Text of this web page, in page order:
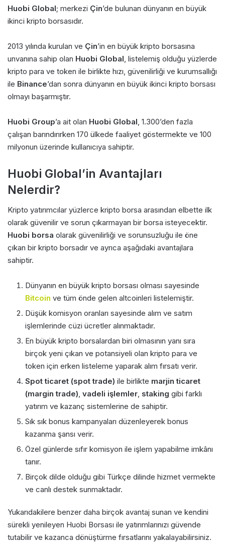
Huobi Global; merkezi Çin’de bulunan dünyanın en büyük
ikinci kripto borsasıdır.
2013 yılında kurulan ve Çin’in en büyük kripto borsasına
unvanına sahip olan Huobi Global , listelemiş olduğu yüzlerde
kripto para ve token ile birlikte hızı, güvenilirliği ve kurumsallığı
ile Binance’dan sonra dünyanın en büyük ikinci kripto borsası
olmayı başarmıştır.
Huobi Group’a ait olan Huobi Global , 1.300’den fazla
çalışan barındırırken 170 ülkede faaliyet göstermekte ve 100
milyonun üzerinde kullanıcıya sahiptir.
Huobi Global’in Avantajları
Nelerdir?
Kripto yatırımcılar yüzlerce kripto borsa arasından elbette ilk
olarak güvenilir ve sorun çıkarmayan bir borsa isteyecektir.
Huobi borsa olarak güvenilirliği ve sorunsuzluğu ile öne
çıkan bir kripto borsadır ve ayrıca aşağıdaki avantajlara
sahiptir.
Dünyanın en büyük kripto borsası olması sayesinde
Bitcoin ve tüm önde gelen altcoinleri listelemiştir.
Düşük komisyon oranları sayesinde alım ve satım
işlemlerinde cüzi ücretler alınmaktadır.
En büyük kripto borsalardan biri olmasının yanı sıra
birçok yeni çıkan ve potansiyeli olan kripto para ve
token için erken listeleme yaparak alım fırsatı verir.
Spot ticaret (spot trade) ile birlikte marjin ticaret
(margin trade), vadeli işlemler, staking gibi farklı
yatırım ve kazanç sistemlerine de sahiptir.
Sık sık bonus kampanyaları düzenleyerek bonus
kazanma şansı verir.
Özel günlerde sıfır komisyon ile işlem yapabilme imkânı
tanır.
Birçok dilde olduğu gibi Türkçe dilinde hizmet vermekte
ve canlı destek sunmaktadır.
Yukarıdakilere benzer daha birçok avantaj sunan ve kendini
sürekli yenileyen Huobi Borsası ile yatırımlarınızı güvende
tutabilir ve kazanca dönüştürme fırsatlarını yakalayabilirsiniz.